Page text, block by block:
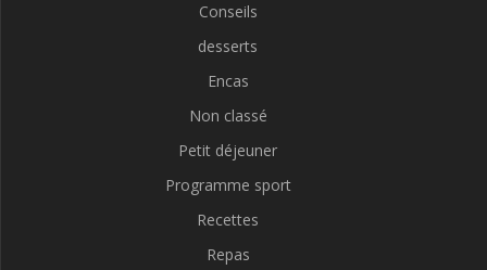
Conseils
desserts
Encas
Non classé
Petit déjeuner
Programme sport
Recettes
Repas